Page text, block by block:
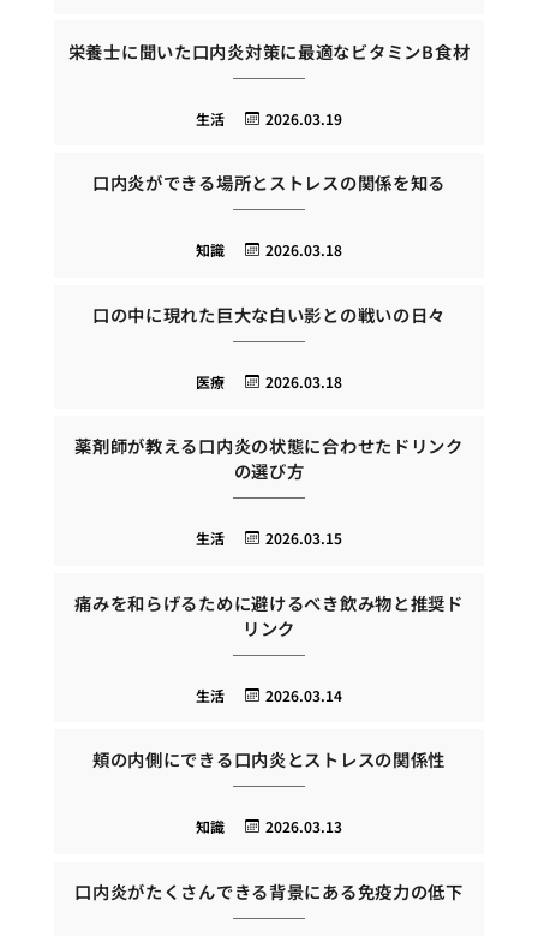
栄養士に聞いた口内炎対策に最適なビタミンB食材
2026.03.19
生活
口内炎ができる場所とストレスの関係を知る
2026.03.18
知識
口の中に現れた巨大な白い影との戦いの日々
2026.03.18
医療
薬剤師が教える口内炎の状態に合わせたドリンク
の選び方
2026.03.15
生活
痛みを和らげるために避けるべき飲み物と推奨ド
リンク
2026.03.14
生活
頬の内側にできる口内炎とストレスの関係性
2026.03.13
知識
口内炎がたくさんできる背景にある免疫力の低下